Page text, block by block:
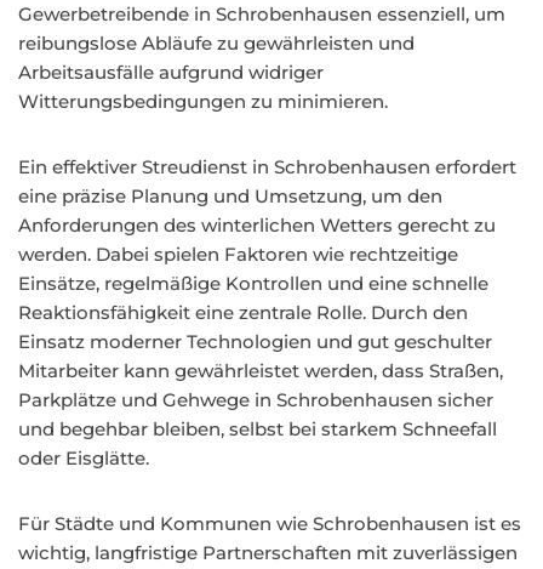
Gewerbetreibende in Schrobenhausen essenziell, um
reibungslose Abläufe zu gewährleisten und
Arbeitsausfälle aufgrund widriger
Witterungsbedingungen zu minimieren.
Ein effektiver Streudienst in Schrobenhausen erfordert
eine präzise Planung und Umsetzung, um den
Anforderungen des winterlichen Wetters gerecht zu
werden. Dabei spielen Faktoren wie rechtzeitige
Einsätze, regelmäßige Kontrollen und eine schnelle
Reaktionsfähigkeit eine zentrale Rolle. Durch den
Einsatz moderner Technologien und gut geschulter
Mitarbeiter kann gewährleistet werden, dass Straßen,
Parkplätze und Gehwege in Schrobenhausen sicher
und begehbar bleiben, selbst bei starkem Schneefall
oder Eisglätte.
Für Städte und Kommunen wie Schrobenhausen ist es
wichtig, langfristige Partnerschaften mit zuverlässigen